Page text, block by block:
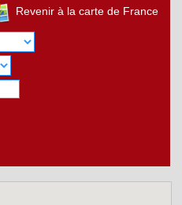
Revenir à la carte de France